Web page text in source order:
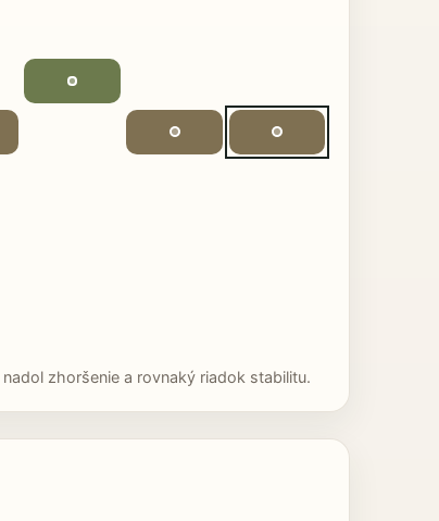
zhoršenie a rovnaký riadok stabilitu.